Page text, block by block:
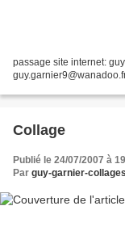
passage site internet:
Collage
Publié le 24/07/2007 à
Par guy-garnier-collages